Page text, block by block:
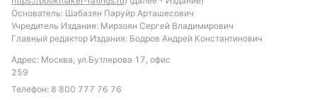
Основатель: Шабазян Паруйр Арташесович
Учредитель Издания: Мирзоян Сергей Владимирович
Главный редактор Издания: Бодров Андрей Константинович
Адрес: Москва, ул.Бутлерова 17, офис
259
Телефон: 8 800 777 76 76